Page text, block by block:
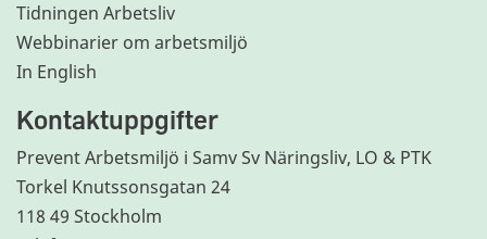
Tidningen Arbetsliv
Webbinarier om arbetsmiljö
In English
Kontaktuppgifter
Prevent Arbetsmiljö i Samv Sv Näringsliv, LO & PTK
Torkel Knutssonsgatan 24
118 49 Stockholm